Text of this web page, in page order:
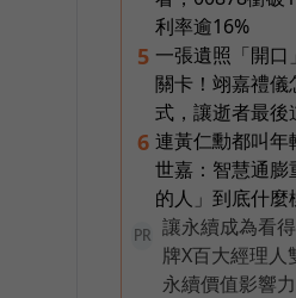
利率逾16%
5 一張遺照「開
關卡！翊嘉禮儀
式，讓逝者最後
6 連黃仁勳都叫年
世嘉：智慧通膨
的人」到底什麼
PR
讓永續成為看
牌X百大經理
永續價值影響力